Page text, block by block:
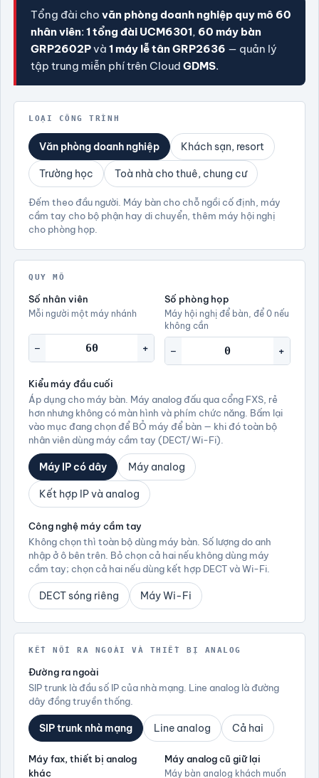
Tổng đài cho văn phòng doanh nghiệp quy mô 60
nhân viên: 1 tổng đài UCM6301, 60 máy bàn
GRP2602Pvà 1 máy lễ tân GRP2636 — quản lý
tập trung miễn phí trên Cloud GDMS.
LOẠI CÔNG TRÌNH
Văn phòng doanh nghiệp Khách sạn, resort
Trường học Toà nhà cho thuê, chung cư
Đếm theo đầu người. Máy bàn cho chỗ ngồi cố định, máy
cầm tay cho bộ phận hay di chuyển, thêm máy hội nghị
cho phòng họp.
QUY MÔ
Số nhân viên
Mỗi người một máy nhánh
− +
Số phòng họp
Máy hội nghị để bàn, để 0 nếu
không cần
− +
Kiểu máy đầu cuối
Áp dụng cho máy bàn. Máy analog đấu qua cổng FXS, rẻ
hơn nhưng không có màn hình và phím chức năng. Bấm lại
vào mục đang chọn để BỎ máy để bàn — khi đó toàn bộ
nhân viên dùng máy cầm tay (DECT/Wi-Fi).
Máy IP có dây Máy analog
Kết hợp IP và analog
Công nghệ máy cầm tay
Không chọn thì toàn bộ dùng máy bàn. Số lượng do anh
nhập ở ô bên trên. Bỏ chọn cả hai nếu không dùng máy
cầm tay; chọn cả hai nếu dùng kết hợp DECT và Wi-Fi.
DECT sóng riêng Máy Wi-Fi
KẾT NỐI RA NGOÀI VÀ THIẾT BỊ ANALOG
Đường ra ngoài
SIP trunk là đầu số IP của nhà mạng. Line analog là đường
dây đồng truyền thống.
SIP trunk nhà mạng Line analog Cả hai
Máy fax, thiết bị analog
khác
Máy analog cũ giữ lại
Máy bàn analog khách muốn